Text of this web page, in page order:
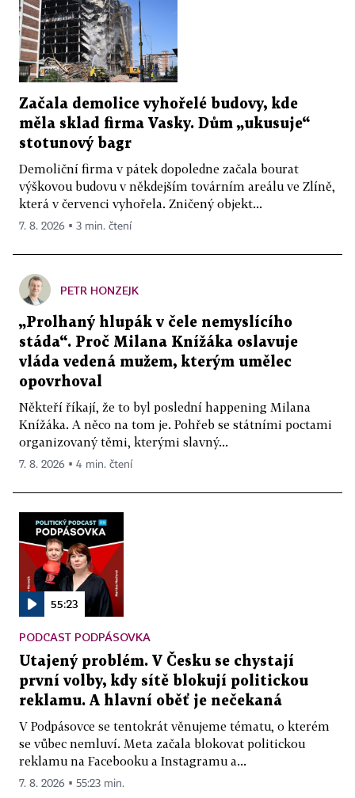
Začala demolice vyhořelé budovy, kde
měla sklad firma Vasky. Dům „ukusuje“
stotunový bagr
Demoliční firma v pátek dopoledne začala bourat
výškovou budovu v někdejším továrním areálu ve Zlíně,
která v červenci vyhořela. Zničený objekt...
7. 8. 2026 ▪ 3 min. čtení
PETR HONZEJK
„Prolhaný hlupák v čele nemyslícího
stáda“. Proč Milana Knížáka oslavuje
vláda vedená mužem, kterým umělec
opovrhoval
Někteří říkají, že to byl poslední happening Milana
Knížáka. A něco na tom je. Pohřeb se státními poctami
organizovaný těmi, kterými slavný...
7. 8. 2026 ▪ 4 min. čtení
55:23
PODCAST PODPÁSOVKA
Utajený problém. V Česku se chystají
první volby, kdy sítě blokují politickou
reklamu. A hlavní oběť je nečekaná
V Podpásovce se tentokrát věnujeme tématu, o kterém
se vůbec nemluví. Meta začala blokovat politickou
reklamu na Facebooku a Instagramu a...
7. 8. 2026 ▪ 55:23 min.